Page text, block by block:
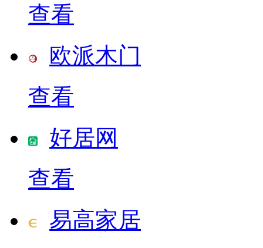
查看
欧派木门
查看
好居网
查看
易高家居